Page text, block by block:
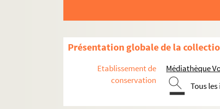
Présentation globale de la
Etablissement de
conservation
Médiathèque
Tous
Boîte R1. Racine – Richez
Boîte R2. Ridé – Rouzeau
Dossier Jacques Ridé
Dossier Nicole Rieme
Dossier Angelo Rinaldi